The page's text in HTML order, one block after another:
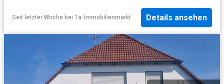
Seit letzter Woche bei 1a-Immobilienmarkt Details ansehen